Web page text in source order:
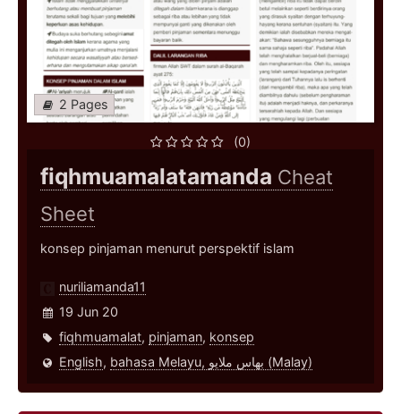
2 Pages
(0)
fiqhmuamalatamanda Cheat
Sheet
konsep pinjaman menurut perspektif islam
nuriliamanda11
19 Jun 20
fiqhmuamalat, pinjaman, konsep
English, bahasa Melayu, بهاس ملايو‎ (Malay)